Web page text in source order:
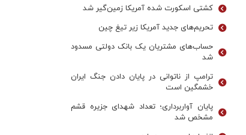
کشتی اسکورت شده آمریکا زمین‌گیر شد
تحریم‌های جدید آمریکا زیر تیغ چین
حساب‌های مشتریان یک بانک‌ دولتی مسدود
شد
ترامپ از ناتوانی در پایان دادن جنگ ایران
خشمگین است
پایان آواربرداری؛ تعداد شهدای جزیره قشم
مشخص شد